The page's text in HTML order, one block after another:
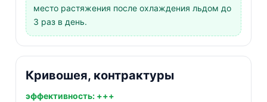
место растяжения после охлаждения льдом до
3 раз в день.
Кривошея, контрактуры
эффективность: +++